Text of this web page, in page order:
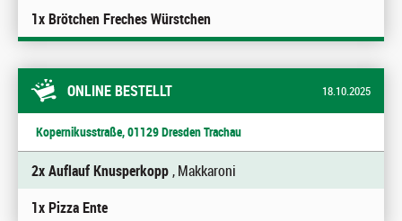
1x Brötchen Freches Würstchen
ONLINE BESTELLT 18.10.2025
Kopernikusstraße, 01129 Dresden Trachau
2x Auflauf Knusperkopp, Makkaroni
1x Pizza Ente